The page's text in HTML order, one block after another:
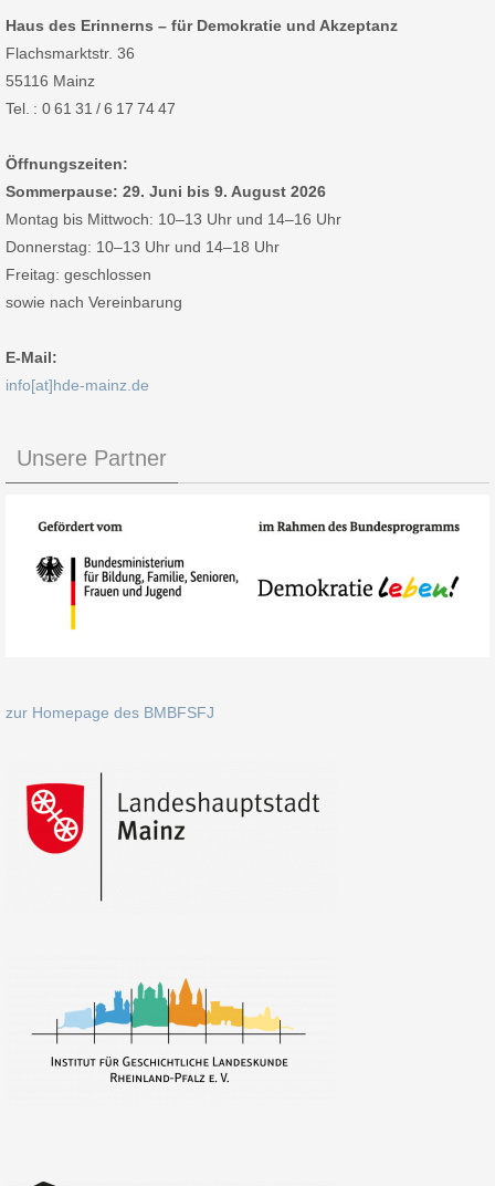
Haus des Erinnerns – für Demokratie und Akzeptanz
Flachsmarktstr. 36
55116 Mainz
Tel. : 0 61 31 / 6 17 74 47
Öffnungszeiten:
Sommerpause: 29. Juni bis 9. August 2026
Montag bis Mittwoch: 10–13 Uhr und 14–16 Uhr
Donnerstag: 10–13 Uhr und 14–18 Uhr
Freitag: geschlossen
sowie nach Vereinbarung
E-Mail:
info[at]hde-mainz.de
Unsere Partner
zur Homepage des BMBFSFJ